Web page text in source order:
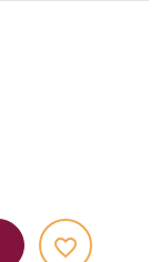
favorite_border